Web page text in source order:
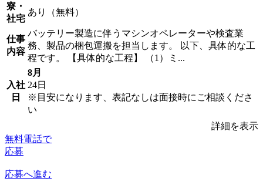
寮・
社宅
あり（無料）
仕事
内容
バッテリー製造に伴うマシンオペレーターや検査業
務、製品の梱包運搬を担当します。 以下、具体的な工
程です。 【具体的な工程】 （1）ミ...
入社
日
8月
24日
※目安になります、表記なしは面接時にご相談くださ
い
詳細を表示
無料電話で
応募
応募へ進む